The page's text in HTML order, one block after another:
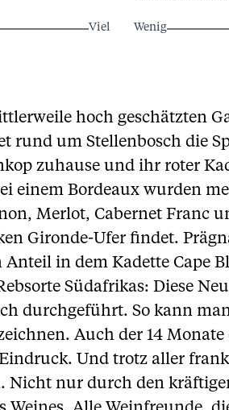
Viel Wenig
hoch geschätzten
rund um Stellenbosch die
zuhause und ihr roter
einem Bordeaux wurden
Merlot, Cabernet Franc
Gironde-Ufer findet.
Anteil in dem Kadette Cape
Südafrikas: Diese
durchgeführt. So kann
Auch der 14
Und trotz aller
Nicht nur durch den